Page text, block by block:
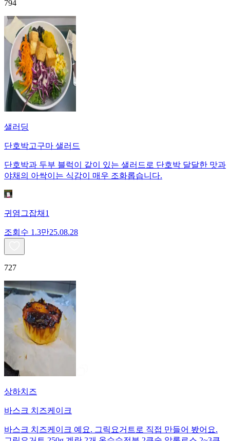
794
샐러딩
단호박고구마 샐러드
단호박과 두부 블럭이 같이 있는 샐러드로 단호박 달달한 맛과
야채의 아싹이는 식감이 매우 조화롭습니다.
귀염그잡채1
조회수 1.3만25.08.28
727
상하치즈
바스크 치즈케이크
바스크 치즈케이크 예요. 그릭요거트로 직접 만들어 봤어요.